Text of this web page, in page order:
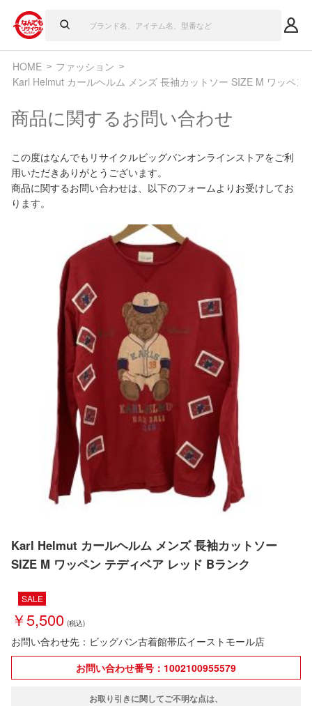
HOME
ファッション
Karl Helmut カールヘルム メンズ 長袖カットソー SIZE M ワッペン
商品に関するお問い合わせ
この度はなんでもリサイクルビッグバンオンラインストアをご利
用いただきありがとうございます。
商品に関するお問い合わせは、以下のフォームよりお受けしてお
ります。
Karl Helmut カールヘルム メンズ 長袖カットソー
SIZE M ワッペン テディベア レッド Bランク
SALE
￥5,500
お問い合わせ先：ビッグバン古着館帯広イーストモール店
お問い合わせ番号：1002100955579
お取り引きに関してご不明な点は、